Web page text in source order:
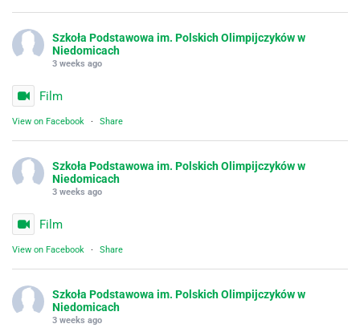
Szkoła Podstawowa im. Polskich Olimpijczyków w
Niedomicach
3 weeks ago
Film
View on Facebook · Share
Szkoła Podstawowa im. Polskich Olimpijczyków w
Niedomicach
3 weeks ago
Film
View on Facebook · Share
Szkoła Podstawowa im. Polskich Olimpijczyków w
Niedomicach
3 weeks ago